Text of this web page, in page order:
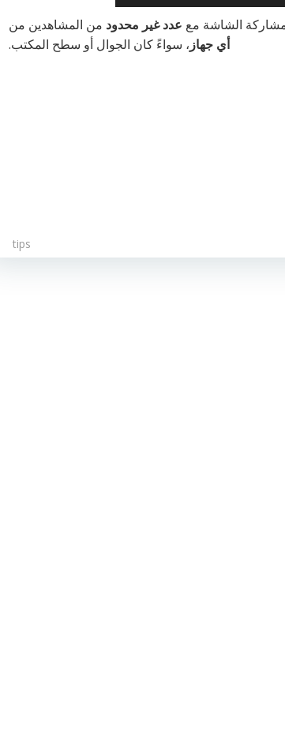
الشاشة مع عدد غير محدود من المشاهدين من
أي جهاز ، سواءً كان الجوال أو سطح المكتب.
tips